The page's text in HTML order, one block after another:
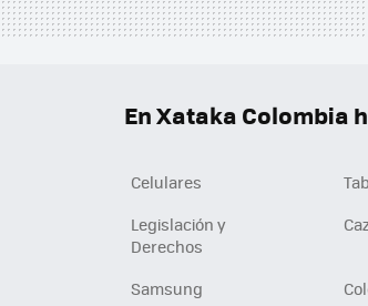
En Xataka Colombia
Celulares
Legislación y
Derechos
Samsung